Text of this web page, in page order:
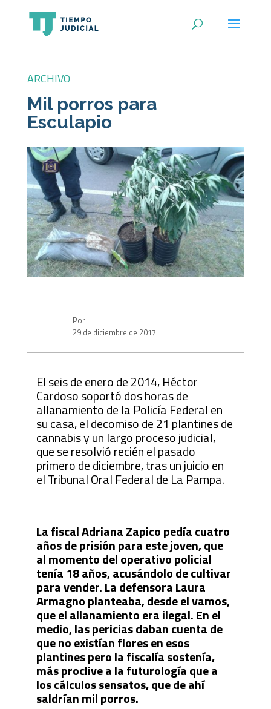
ARCHIVO
Mil porros para
Esculapio
Por
29 de diciembre de 2017
El seis de enero de 2014, Héctor
Cardoso soportó dos horas de
allanamiento de la Policía Federal en
su casa, el decomiso de 21 plantines de
cannabis y un largo proceso judicial,
que se resolvió recién el pasado
primero de diciembre, tras un juicio en
el Tribunal Oral Federal de La Pampa.
La fiscal Adriana Zapico pedía cuatro
años de prisión para este joven, que
al momento del operativo policial
tenía 18 años, acusándolo de cultivar
para vender. La defensora Laura
Armagno planteaba, desde el vamos,
que el allanamiento era ilegal. En el
medio, las pericias daban cuenta de
que no existían flores en esos
plantines pero la fiscalía sostenía,
más proclive a la futurología que a
los cálculos sensatos, que de ahí
saldrían mil porros.